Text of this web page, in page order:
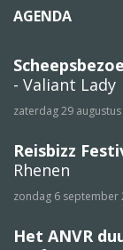
AGENDA
- Valiant Lady
zaterdag 29
Reisbizz
Rhenen
zondag 6 september
Het ANVR